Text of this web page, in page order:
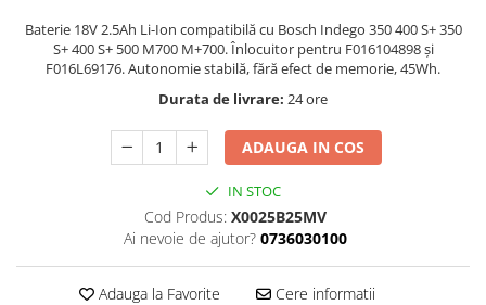
Retelistica & Supraveghere
STAND UP PADDLES
Uscatoare de par
Baterie 18V 2.5Ah Li-Ion compatibilă cu Bosch Indego 350 400 S+ 350
S+ 400 S+ 500 M700 M+700. Înlocuitor pentru F016104898 și
F016L69176. Autonomie stabilă, fără efect de memorie, 45Wh.
Durata de livrare: 24 ore
ADAUGA IN COS
IN STOC
Cod Produs: X0025B25MV
Ai nevoie de ajutor? 0736030100
Adauga la Favorite Cere informatii